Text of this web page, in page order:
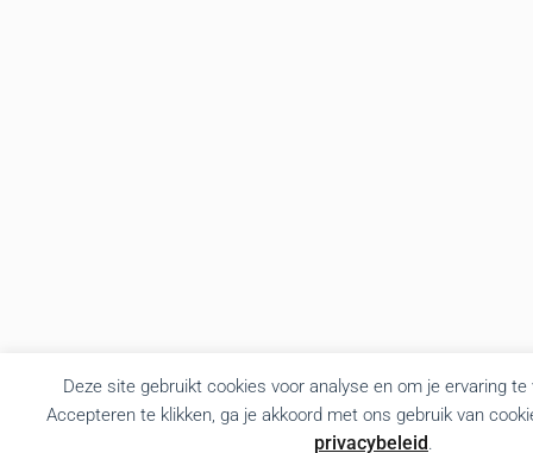
Deze site gebruikt cookies voor analyse en om je ervaring
Accepteren te klikken, ga je akkoord met ons gebruik van
privacybeleid.